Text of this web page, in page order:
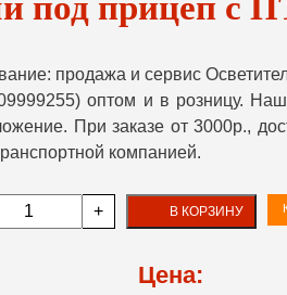
продажа и сервис
оптом и в розницу.
При заказе от 3000р.,
компанией.
+ В КОРЗИНУ
Цена: